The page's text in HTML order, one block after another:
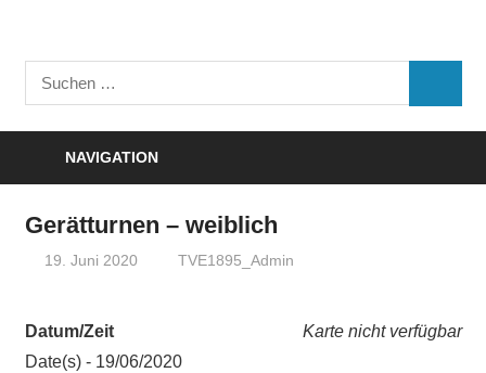
Turnverein
"Frisch
Suchen
nach:
NAVIGATION
Gerätturnen – weiblich
19. Juni 2020 TVE1895_Admin
Karte nicht verfügbar
Datum/Zeit
Date(s) - 19/06/2020